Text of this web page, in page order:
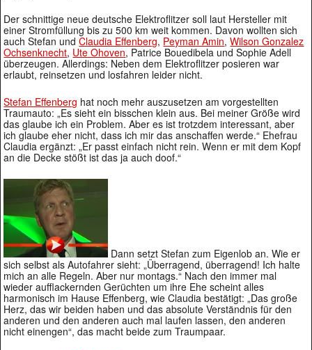
Der schnittige neue deutsche Elektroflitzer soll laut Hersteller mit
einer Stromfüllung bis zu 500 km weit kommen. Davon wollten sich
auch Stefan undClaudia Effenberg, Peyman Amin,Wilson Gonzalez
Ochsenknecht, Ute Ohoven, Patrice Bouedibela und Sophie Adell
überzeugen. Allerdings: Neben dem Elektroflitzer posieren war
erlaubt, reinsetzen und losfahren leider nicht.
Stefan Effenberg hat noch mehr auszusetzen am vorgestellten
Traumauto: „Es sieht ein bisschen klein aus. Bei meiner Größe wird
das glaube ich ein Problem. Aber es ist trotzdem interessant, aber
ich glaube eher nicht, dass ich mir das anschaffen werde.“ Ehefrau
Claudia ergänzt: „Er passt einfach nicht rein. Wenn er mit dem Kopf
an die Decke stößt ist das ja auch doof.“
Dann setzt Stefan zum Eigenlob an. Wie er
sich selbst als Autofahrer sieht: „Überragend, überragend! Ich halte
mich an alle Regeln. Aber nur montags.“ Nach den immer mal
wieder aufflackernden Gerüchten um ihre Ehe scheint alles
harmonisch im Hause Effenberg, wie Claudia bestätigt: „Das große
Herz, das wir beiden haben und das absolute Verständnis für den
anderen und den anderen auch mal laufen lassen, den anderen
nicht einengen“, das macht beide zum Traumpaar.